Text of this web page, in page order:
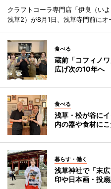
クラフトコーラ専門店「伊良（い
浅草2）が8月1日、浅草寺門前にオ
食べる
蔵前「コフィノ
広げ次の10年へ
食べる
浅草・松が谷に
内の器や食材にこ
暮らす・働く
浅草神社で「末
印や日本画・投